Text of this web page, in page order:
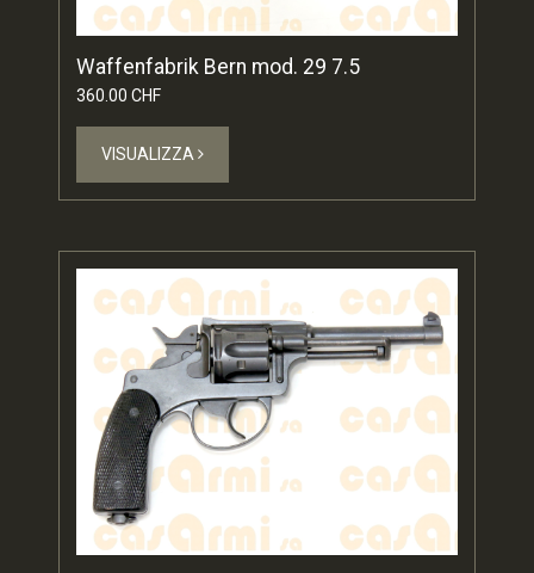
Waffenfabrik Bern mod. 29 7.5
360.00 CHF
VISUALIZZA